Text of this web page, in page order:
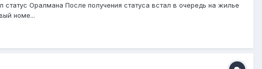
Оралмана После получения статуса встал в очередь на жилье
номе...